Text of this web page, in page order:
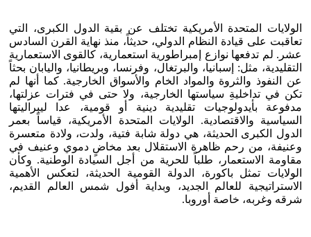
الولايات المتحدة الأمريكية تختلف عن بقية الدول الكبرى، التي
تعاقبت على قيادة النظام الدولي، حديثاً، منذ نهاية القرن السادس
عشر. لم تدفعها نوازع إمبراطورية استعمارية، كالقوى الاستعمارية
التقليدية، مثل: إسبانيا، والبرتغال، وفرنسا، وبريطانيا، واليابان بحثاً
عن النفوذ والثروة والمواد الخام والأسواق الخارجية. كما أنها لم
تكن في تداخليةِ سياستها الخارجية، ولا حتى في فترات عزلتها،
مدفوعة بأيدولوجيات تقليدية دينية أو قومية، عدا ليبراليتها
السياسية والاقتصادية. الولايات المتحدة الأمريكية، قياساً بعمر
الدول الكبرى الحديثة، هي دولة شابة فتية، ولدت، ولادة متعسرة
وعنيفة، من رحم ظاهرة الاستقلال بعد مخاضٍ دموي وعنيف في
مقاومة الاستعمار، طلباً للحرية من أجل السيادة الوطنية. وكأن
الولايات تمثل باكورة، الدولة القومية الحديثة، لتعكس الأهمية
الاستراتيجية للعالم الجديد، وبداية أفول شمس العالم القديم،
شرقه وغربه، خاصة أوروبا.